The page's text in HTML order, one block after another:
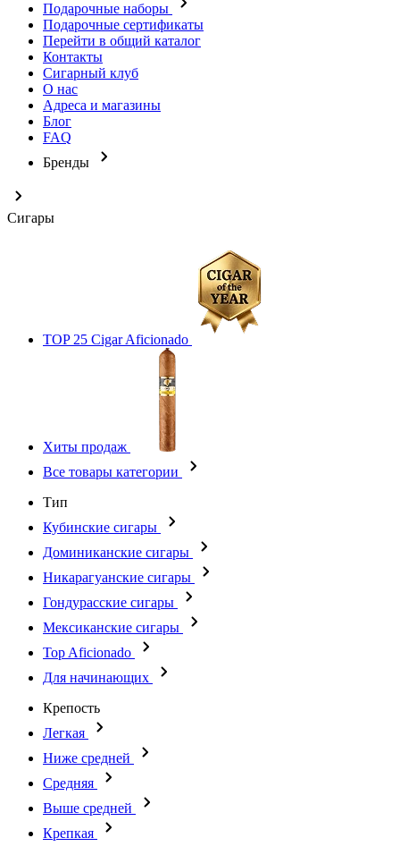
Подарочные наборы
Подарочные сертификаты
Перейти в общий каталог
Контакты
Сигарный клуб
О нас
Адреса и магазины
Блог
FAQ
Бренды
Сигары
TOP 25 Cigar Aficionado
Хиты продаж
Все товары категории
Тип
Кубинские сигары
Доминиканские сигары
Никарагуанские сигары
Гондурасские сигары
Мексиканские сигары
Top Aficionado
Для начинающих
Крепость
Легкая
Ниже средней
Средняя
Выше средней
Крепкая